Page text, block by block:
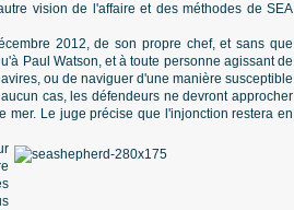
vision de l'affaire et des méthodes de SEA
2012, de son propre chef, et sans que
Paul Watson, et à toute personne agissant de
ou de naviguer d'une manière susceptible
cas, les défendeurs ne devront approcher
mer. Le juge précise que l'injonction restera en